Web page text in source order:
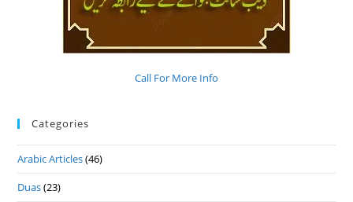
Call For More Info
Categories
Arabic Articles(46)
Duas(23)